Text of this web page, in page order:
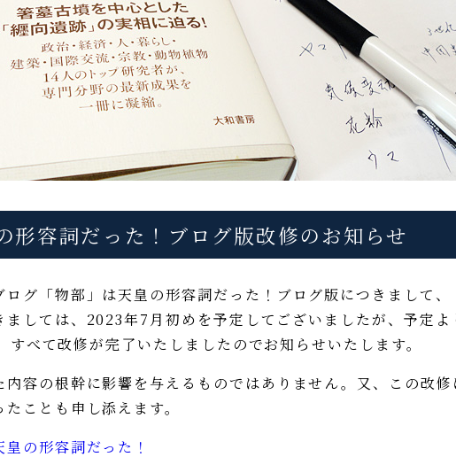
形容詞だった！ブログ版改修のお知らせ
グ「物部」は天皇の形容詞だった！ブログ版につきまして、
しては、2023年7月初めを予定してございましたが、予定よ
べて改修が完了いたしましたのでお知らせいたします。
内容の根幹に影響を与えるものではありません。又、この改修
ことも申し添えます。
の形容詞だった！